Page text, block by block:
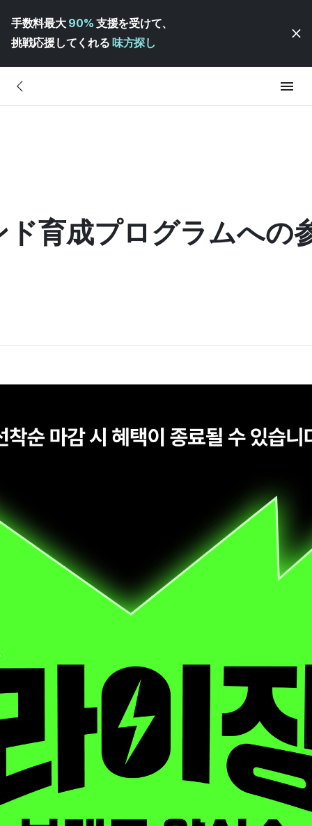
手数料最大 90% 支援を受けて、
挑戦応援してくれる 味方探し
育成プログラムへの